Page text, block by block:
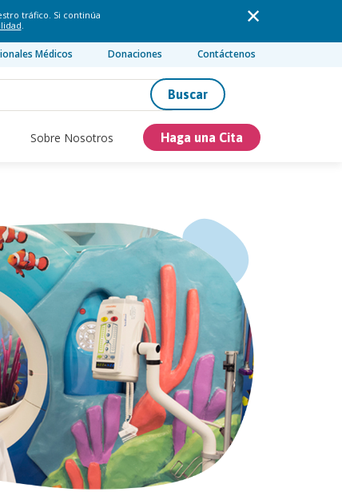
tráfico. Si continúa
.
Médicos Donaciones Contáctenos
Buscar
Sobre Nosotros Haga una Cita